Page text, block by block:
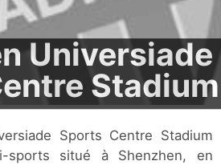
Universiade
Stadium
sports situé à Shenzhen, en